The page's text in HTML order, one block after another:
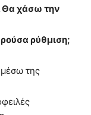
Θα χάσω την
ρύθμιση;
της